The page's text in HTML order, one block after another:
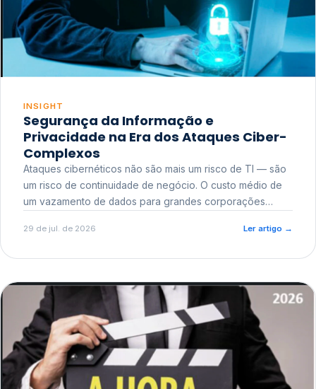
INSIGHT
Segurança da Informação e
Privacidade na Era dos Ataques Ciber-
Complexos
Ataques cibernéticos não são mais um risco de TI — são
um risco de continuidade de negócio. O custo médio de
um vazamento de dados para grandes corporações
reputacional e o risco regulatório junto a órgãos como a
29 de jul. de 2026 Ler artigo →